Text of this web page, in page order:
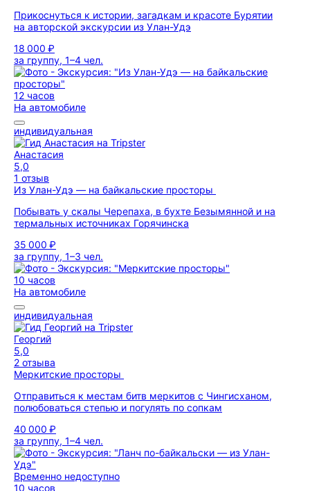
Прикоснуться к истории, загадкам и красоте Бурятии
на авторской экскурсии из Улан-Удэ
18 000 ₽
за группу, 1–4 чел.
12 часов
На автомобиле
индивидуальная
Анастасия
5,0
1 отзыв
Из Улан-Удэ — на байкальские просторы
Побывать у скалы Черепаха, в бухте Безымянной и на
термальных источниках Горячинска
35 000 ₽
за группу, 1–3 чел.
10 часов
На автомобиле
индивидуальная
Георгий
5,0
2 отзыва
Меркитские просторы
Отправиться к местам битв меркитов с Чингисханом,
полюбоваться степью и погулять по сопкам
40 000 ₽
за группу, 1–4 чел.
Временно недоступно
10 часов